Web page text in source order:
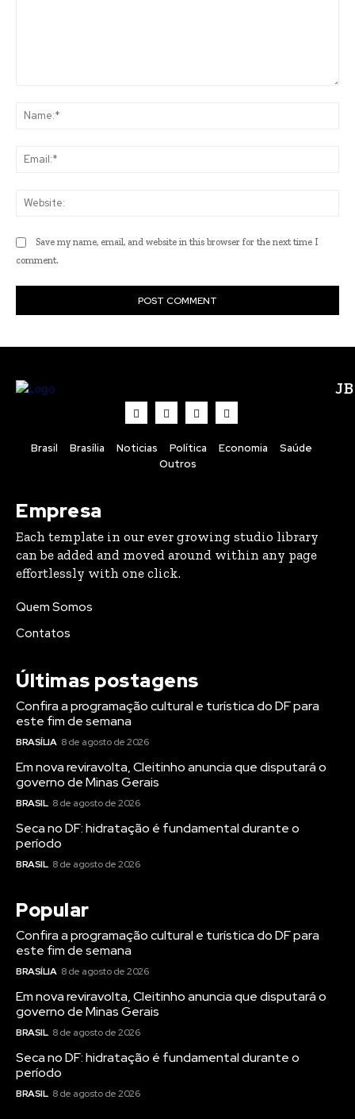
Save my name, email, and website in this browser for the next time I
comment.
Brasil Brasília Noticias Política Economia
Saúde
Outros
Empresa
Each template in our ever growing studio library
can be added and moved around within any page
effortlessly with one click.
Quem Somos
Contatos
Últimas postagens
Confira a programação cultural e turística do DF para
este fim de semana
BRASÍLIA 8 de agosto de 2026
Em nova reviravolta, Cleitinho anuncia que disputará o
governo de Minas Gerais
BRASIL 8 de agosto de 2026
Seca no DF: hidratação é fundamental durante o
período
BRASIL 8 de agosto de 2026
Popular
Confira a programação cultural e turística do DF para
este fim de semana
BRASÍLIA 8 de agosto de 2026
Em nova reviravolta, Cleitinho anuncia que disputará o
governo de Minas Gerais
BRASIL 8 de agosto de 2026
Seca no DF: hidratação é fundamental durante o
período
BRASIL 8 de agosto de 2026